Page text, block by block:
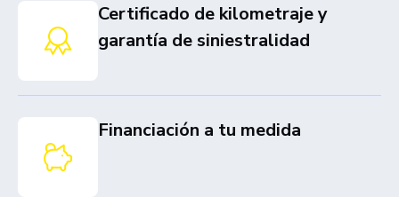
Certificado de kilometraje y
garantía de siniestralidad
Financiación a tu medida